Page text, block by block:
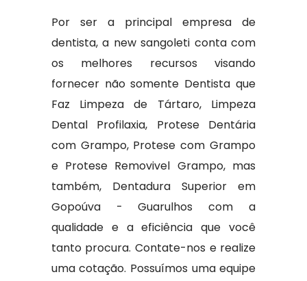
Por ser a principal empresa de
dentista, a new sangoleti conta com
os melhores recursos visando
fornecer não somente Dentista que
Faz Limpeza de Tártaro, Limpeza
Dental Profilaxia, Protese Dentária
com Grampo, Protese com Grampo
e Protese Removivel Grampo, mas
também, Dentadura Superior em
Gopoúva - Guarulhos com a
qualidade e a eficiência que você
tanto procura. Contate-nos e realize
uma cotação. Possuímos uma equipe